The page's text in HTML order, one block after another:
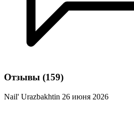
Отзывы (159)
Nail' Urazbakhtin 26 июня 2026